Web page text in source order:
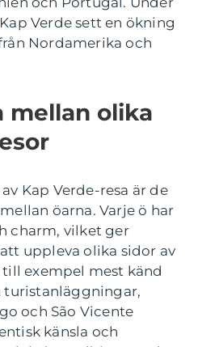
Verde sett en ökning
Nordamerika och
mellan olika
Kap Verde-resa är de
öarna. Varje ö har
charm, vilket ger
uppleva olika sidor av
till exempel mest känd
turistanläggningar,
och São Vicente
känsla och